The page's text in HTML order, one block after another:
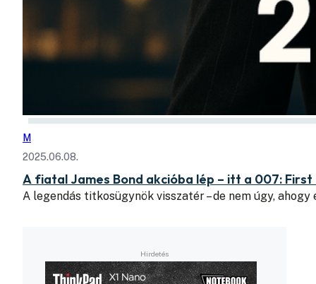
M
2025.06.08.
A fiatal James Bond akcióba lép – itt a 007:
A legendás titkosügynök visszatér – de nem úgy,